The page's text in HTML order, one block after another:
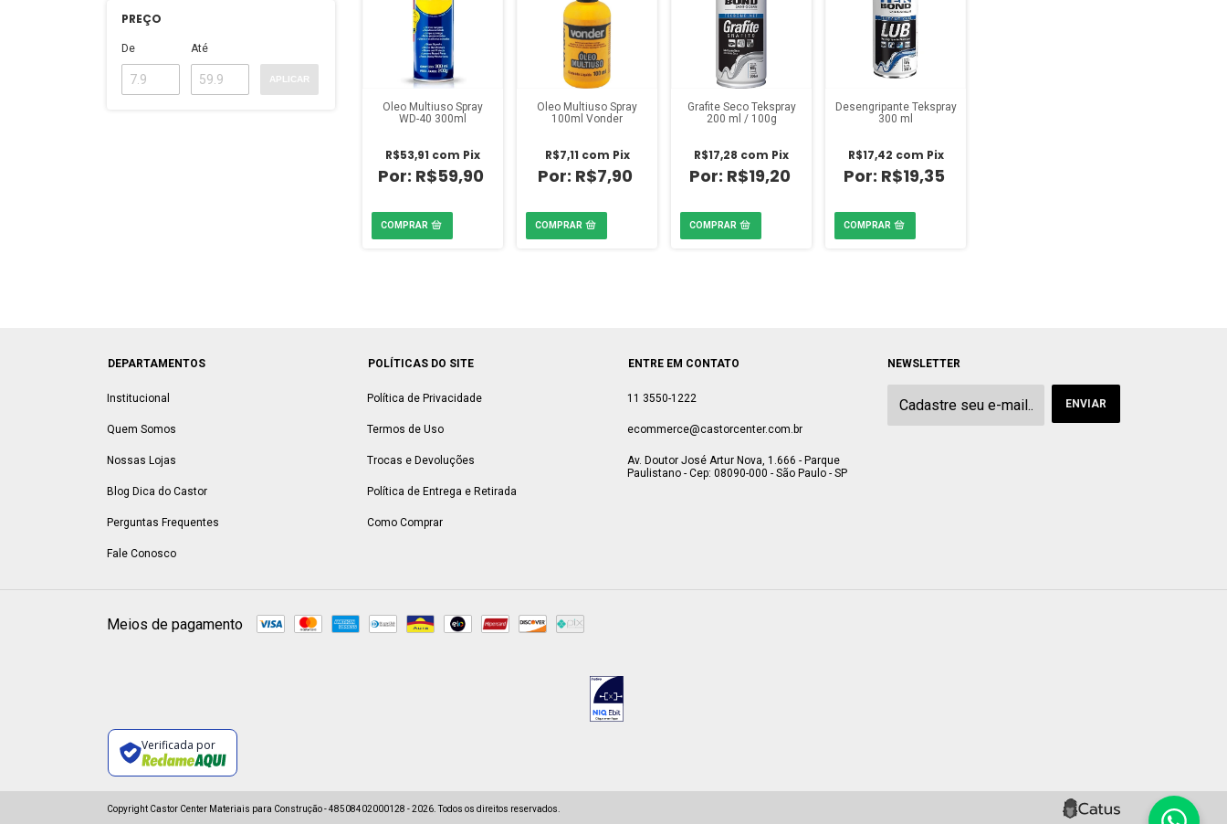
PREÇO
De Até
APLICAR
Óleo Multiuso Spray
WD-40 300ml
R$59,90
R$53,91 com Pix
Óleo Multiuso Spray
100ml Vonder
R$7,90
R$7,11 com Pix
Grafite Seco Tekspray
200 ml / 100g
R$19,20
R$17,28 com Pix
Desengripante Tekspray
300 ml
R$19,35
R$17,42 com Pix
DEPARTAMENTOS
Institucional
Quem Somos
Nossas Lojas
Blog Dica do Castor
Perguntas Frequentes
Fale Conosco
POLÍTICAS DO SITE
Política de Privacidade
Termos de Uso
Trocas e Devoluções
Política de Entrega e Retirada
Como Comprar
ENTRE EM CONTATO
11 3550-1222
ecommerce@castorcenter.com.br
Av. Doutor José Artur Nova, 1.666 - Parque
Paulistano - Cep: 08090-000 - São Paulo - SP
NEWSLETTER
Meios de pagamento
Verificada por
Copyright Castor Center Materiais para Construção - 48508402000128 - 2026. Todos os direitos reservados.